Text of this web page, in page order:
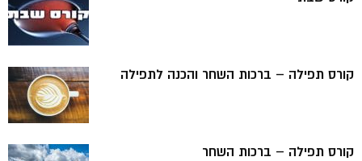
קורס תפילה – ברכות השחר והכנה לתפילה
קורס תפילה – ברכות השחר